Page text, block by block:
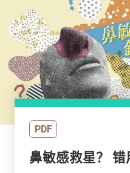
PDF
鼻敏感救星？